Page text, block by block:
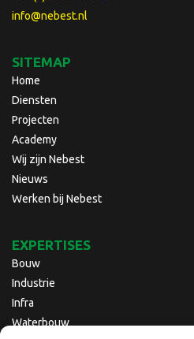
info@nebest.nl
SITEMAP
Home
Diensten
Projecten
Academy
Wij zijn Nebest
Nieuws
Werken bij Nebest
EXPERTISES
Bouw
Industrie
Infra
Waterbouw